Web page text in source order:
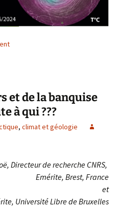
stratosphérique
et de la banquise
à qui ???
, climat et géologie
Directeur de recherche CNRS,
Emérite, Brest, France
et
Université Libre de Bruxelles